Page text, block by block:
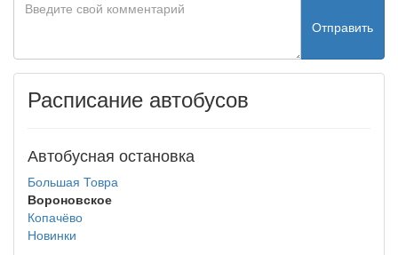
Отправить
Расписание автобусов
Автобусная остановка
Большая Товра
Вороновское
Копачёво
Новинки